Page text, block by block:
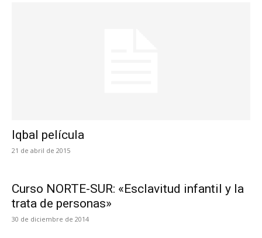
Iqbal película
21 de abril de 2015
Curso NORTE-SUR: «Esclavitud infantil y la
trata de personas»
30 de diciembre de 2014